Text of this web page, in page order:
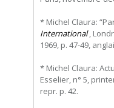
* Michel Claura:
International,
1969, p. 47-49,
* Michel Claura:
Esselier, n° 5,
repr. p. 42.